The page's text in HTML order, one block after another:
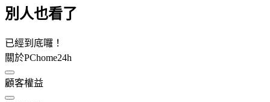
別人也看了
已經到底囉！
關於PChome24h
顧客權益